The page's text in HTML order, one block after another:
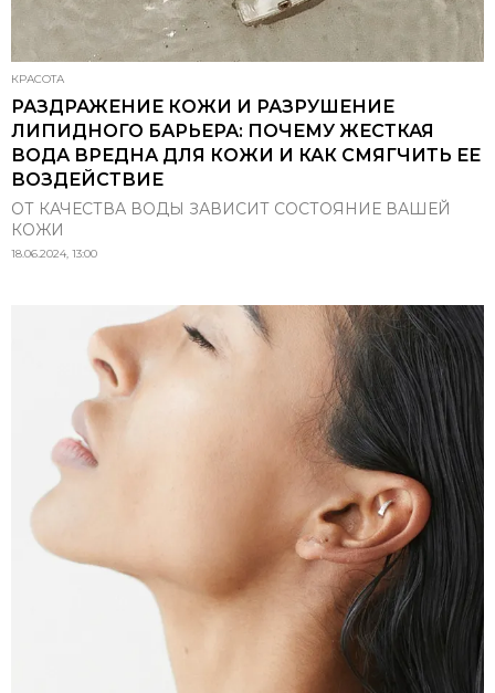
КРАСОТА
РАЗДРАЖЕНИЕ КОЖИ И РАЗРУШЕНИЕ
ЛИПИДНОГО БАРЬЕРА: ПОЧЕМУ ЖЕСТКАЯ
ВОДА ВРЕДНА ДЛЯ КОЖИ И КАК СМЯГЧИТЬ ЕЕ
ВОЗДЕЙСТВИЕ
ОТ КАЧЕСТВА ВОДЫ ЗАВИСИТ СОСТОЯНИЕ ВАШЕЙ
КОЖИ
18.06.2024, 13:00